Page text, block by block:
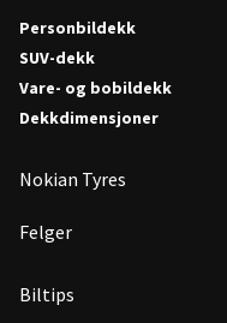
Personbildekk
SUV-dekk
Vare- og bobildekk
Dekkdimensjoner
Nokian Tyres
Felger
Biltips